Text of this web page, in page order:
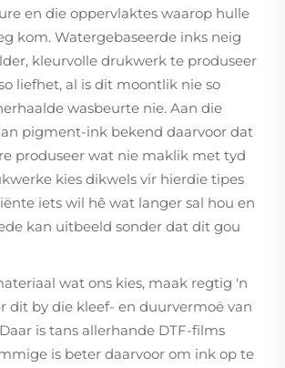
en die oppervlaktes waarop hulle
kom. Watergebaseerde inks neig
kleurvolle drukwerk te produseer
liefhet, al is dit moontlik nie so
wasbeurte nie. Aan die
pigment-ink bekend daarvoor dat
produseer wat nie maklik met tyd
kies dikwels vir hierdie tipes
iets wil hê wat langer sal hou en
kan uitbeeld sonder dat dit gou
wat ons kies, maak regtig 'n
dit by die kleef- en duurvermoë van
is tans allerhande DTF-films
is beter daarvoor om ink op te